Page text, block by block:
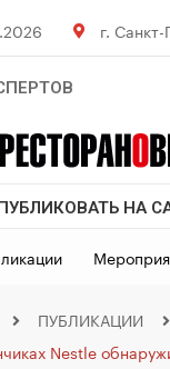
г.
НА
ПУБЛИКАЦИИ
Nestle